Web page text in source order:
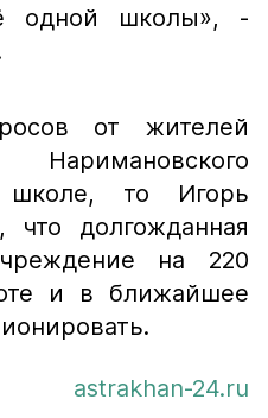
одной школы», -
от жителей
то Игорь
долгожданная
на 220
и в ближайшее
astrakhan-24.ru